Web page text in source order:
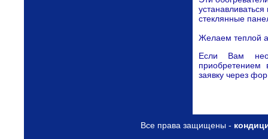
стеклянные
Желаем теплой
Если Вам
приобретением
заявку через
Все права защищены -